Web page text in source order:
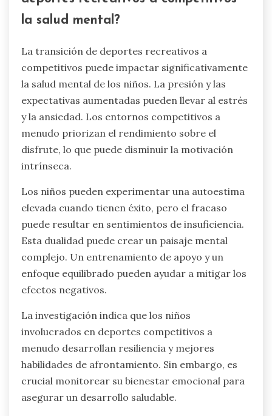
la salud mental?
La transición de deportes recreativos a
competitivos puede impactar significativamente
la salud mental de los niños. La presión y las
expectativas aumentadas pueden llevar al estrés
y la ansiedad. Los entornos competitivos a
menudo priorizan el rendimiento sobre el
disfrute, lo que puede disminuir la motivación
intrínseca.
Los niños pueden experimentar una autoestima
elevada cuando tienen éxito, pero el fracaso
puede resultar en sentimientos de insuficiencia.
Esta dualidad puede crear un paisaje mental
complejo. Un entrenamiento de apoyo y un
enfoque equilibrado pueden ayudar a mitigar los
efectos negativos.
La investigación indica que los niños
involucrados en deportes competitivos a
menudo desarrollan resiliencia y mejores
habilidades de afrontamiento. Sin embargo, es
crucial monitorear su bienestar emocional para
asegurar un desarrollo saludable.